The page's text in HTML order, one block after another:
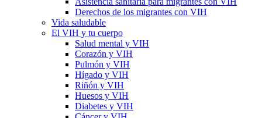
Derechos de los migrantes con VIH
Vida saludable
El VIH y tu cuerpo
Salud mental y VIH
Corazón y VIH
Pulmón y VIH
Hígado y VIH
Riñón y VIH
Huesos y VIH
Diabetes y VIH